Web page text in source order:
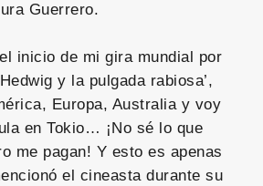
Guerrero.
inicio de mi gira mundial por
y la pulgada rabiosa’,
Europa, Australia y voy
en Tokio… ¡No sé lo que
me pagan! Y esto es apenas
el cineasta durante su